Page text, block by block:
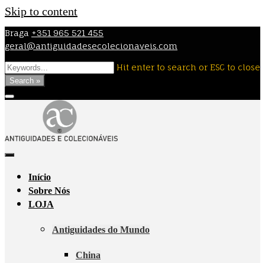
Skip to content
Braga +351 965 521 455
geral@antiguidadesecolecionaveis.com
Hit enter to search or ESC to close
Search »
Início
Sobre Nós
LOJA
Antiguidades do Mundo
China